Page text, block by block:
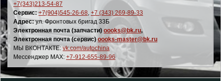
+7(343)213-54-87
Сервис: +7(904)545-26-68, +7 (343) 269-89-33
Адрес:ул. Фронтовых бригад 33Б
Электронная почта (запчасти) oooks@bk.ru,
Электронная почта (сервис) oooks-master@bk.ru
МЫ ВКОНТАКТЕ: vk.com/autochina
Мессенджер MAX: +7-912-655-89-96